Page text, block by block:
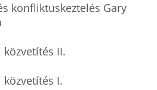
konfliktuskeztelés Gary
II.
I.